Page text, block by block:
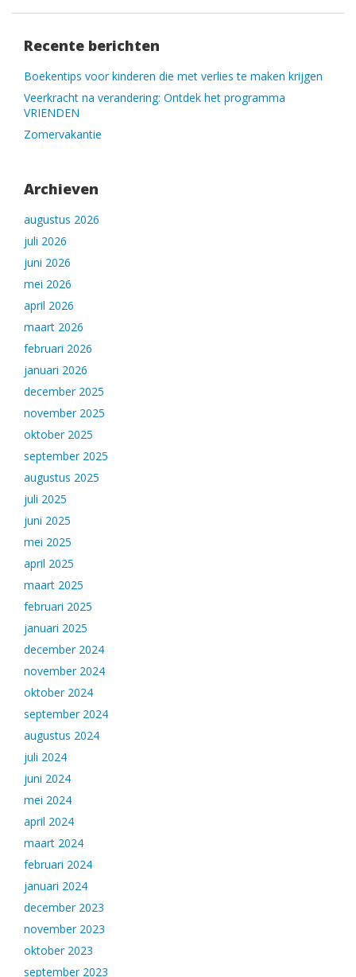
Recente berichten
Boekentips voor kinderen die met verlies te maken krijgen
Veerkracht na verandering: Ontdek het programma
VRIENDEN
Zomervakantie
Archieven
augustus 2026
juli 2026
juni 2026
mei 2026
april 2026
maart 2026
februari 2026
januari 2026
december 2025
november 2025
oktober 2025
september 2025
augustus 2025
juli 2025
juni 2025
mei 2025
april 2025
maart 2025
februari 2025
januari 2025
december 2024
november 2024
oktober 2024
september 2024
augustus 2024
juli 2024
juni 2024
mei 2024
april 2024
maart 2024
februari 2024
januari 2024
december 2023
november 2023
oktober 2023
september 2023